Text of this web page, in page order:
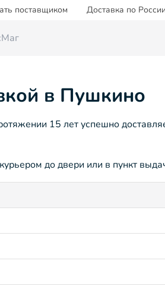
поставщиком Доставка по России
в Пушкино
15 лет успешно
до двери или в пункт